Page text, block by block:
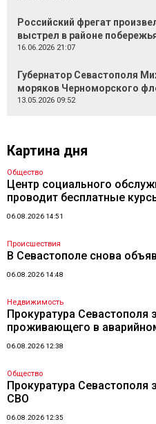
Российский фрегат
выстрел в районе
16.06.2026 21:07
Губернатор Севастополя
моряков Черноморского
13.05.2026 09:52
Картина дня
Общество
Центр социального
проводит бесплатные
06.08.2026 14:51
Происшествия
В Севастополе снова
06.08.2026 14:48
Недвижимость
Прокуратура
проживающего в
06.08.2026 12:38
Общество
Прокуратура Севастополя
СВО
06.08.2026 12:35